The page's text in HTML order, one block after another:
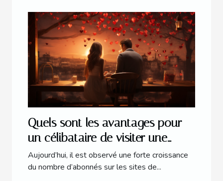
Quels sont les avantages pour
un célibataire de visiter une
plateforme web dédiée aux
rencontres amoureuses ?
Aujourd’hui, il est observé une forte croissance
du nombre d’abonnés sur les sites de...